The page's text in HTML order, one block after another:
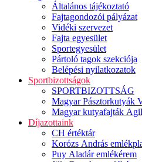
Általános tájékoztató
Fajtagondozói pályázat
Vidéki szervezet
Fajta egyesület
Sportegyesület
Pártoló tagok szekciója
Belépési nyilatkozatok
Sportbizottságok
SPORTBIZOTTSÁG
Magyar Pásztorkutyák
Magyar kutyafajták
Díjazottaink
CH értéktár
Korózs András
Puy Aladár emlékérem